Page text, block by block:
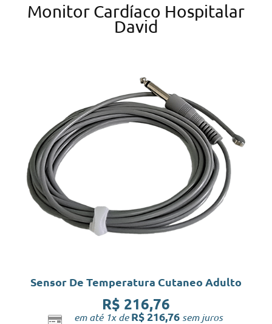
Monitor Cardíaco Hospitalar
David
Sensor De Temperatura Cutaneo Adulto
R$ 216,76
em até 1x deR$216,76sem juros